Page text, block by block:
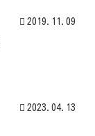
2019.11.09
2023.04.13